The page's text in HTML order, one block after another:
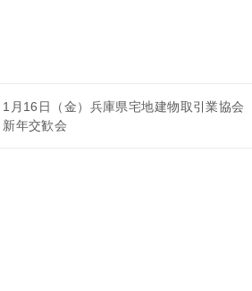
1月16日（金）兵庫県宅地建物取引業協会
新年交歓会